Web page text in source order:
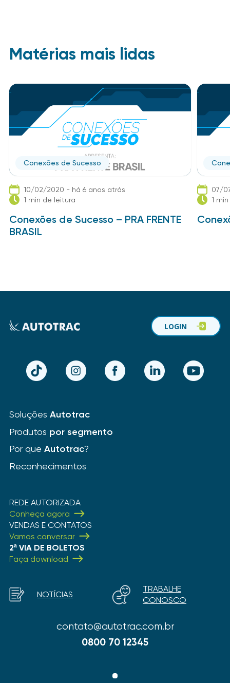
Matérias mais lidas
Conexões de Sucesso
10/02/2020 - há 6 anos atrás
1 min de leitura
Conexões de Sucesso – PRA FRENTE
BRASIL
07/
1
TikTok Instagram Facebook LinkedIn YouTube
LOGIN
Soluções Autotrac
Produtos por segmento
Por que Autotrac?
Reconhecimentos
REDE AUTORIZADA
Conheça agora
VENDAS E CONTATOS
Vamos conversar
2ª VIA DE BOLETOS
Faça download
contato@autotrac.com.br
0800 70 12345
NOTÍCIAS
TRABALHE
CONOSCO